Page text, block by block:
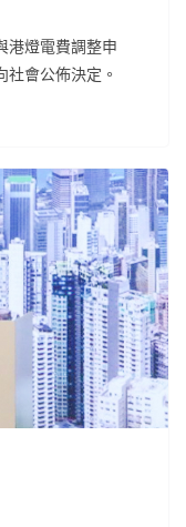
港燈電費調整申
會公佈決定。